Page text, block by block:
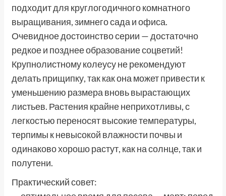
подходит для круглогодичного комнатного
выращивания, зимнего сада и офиса.
Очевидное достоинство серии — достаточно
редкое и позднее образование соцветий!
Крупнолистному колеусу не рекомендуют
делать прищипку, так как она может привести к
уменьшению размера вновь вырастающих
листьев. Растения крайне неприхотливы, с
легкостью переносят высокие температуры,
терпимы к невысокой влажности почвы и
одинаково хорошо растут, как на солнце, так и
полутени.
Практический совет: